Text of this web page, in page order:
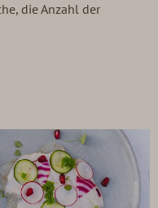
die Anzahl der